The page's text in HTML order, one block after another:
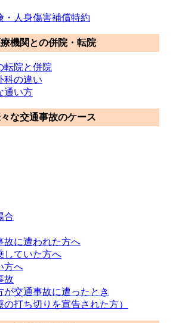
・人身傷害補償特約
療機関との併院・転院
転院と併院
科の違い
通い方
な交通事故のケース
合
故に遭われた方へ
していた方へ
方へ
故
が交通事故に遭ったとき
打ち切りを宣告された方）